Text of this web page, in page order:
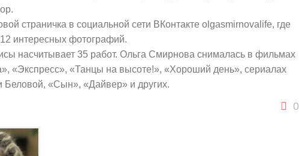
страничка в социальной сети ВКонтакте olgasmirnovalife, где
интересных фотографий.
насчитывает 35 работ. Ольга Смирнова снималась в фильмах
«Экспресс», «Танцы на высоте!», «Хороший день», сериалах
Беловой, «Сын», «Дайвер» и других.
0